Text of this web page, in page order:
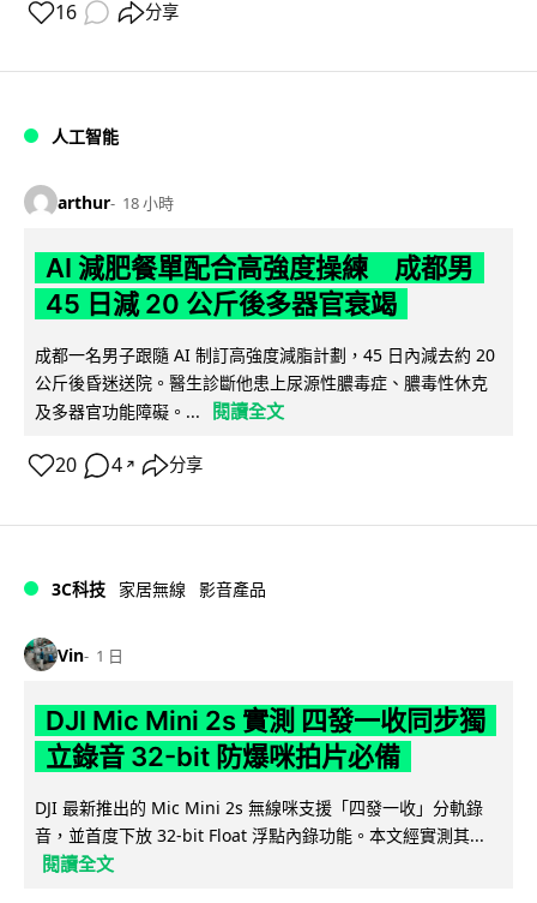
16 分享
人工智能
arthur 18 小時
AI 減肥餐單配合高強度操練 成都男
45 日減 20 公斤後多器官衰竭
成都一名男子跟隨 AI 制訂高強度減脂計劃，45 日內減去約 20
公斤後昏迷送院。醫生診斷他患上尿源性膿毒症、膿毒性休克
及多器官功能障礙。...
閱讀全文
20 4 ↗ 分享
3C科技 家居無線 影音產品
Vin 1 日
DJI Mic Mini 2s 實測 四發一收同步獨
立錄音 32-bit 防爆咪拍片必備
DJI 最新推出的 Mic Mini 2s 無線咪支援「四發一收」分軌錄
音，並首度下放 32-bit Float 浮點內錄功能。本文經實測其...
閱讀全文